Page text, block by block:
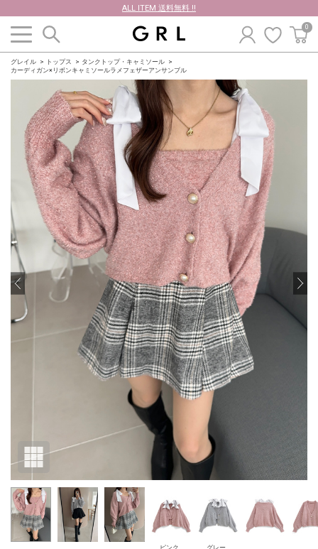
ALL ITEM 送料無料 !!
0
グレイル トップス
タンクトップ・キャミソール
カーディガン×リボンキャミソールラメフェザーアンサンブル